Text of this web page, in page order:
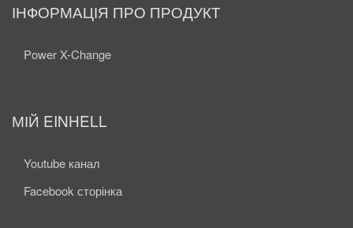
ІНФОРМАЦІЯ ПРО ПРОДУКТ
Power X-Change
МІЙ EINHELL
Youtube канал
Facebook сторінка